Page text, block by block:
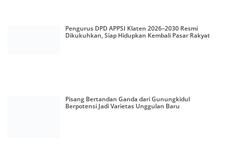
Pengurus DPD APPSI Klaten 2026–2030 Resmi
Dikukuhkan, Siap Hidupkan Kembali Pasar Rakyat
Pisang Bertandan Ganda dari Gunungkidul
Berpotensi Jadi Varietas Unggulan Baru